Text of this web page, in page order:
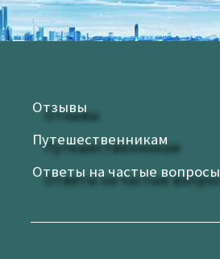
Отзывы
Путешественникам
Ответы на частые вопросы